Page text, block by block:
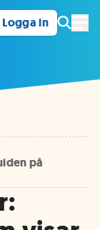
Logga in
på